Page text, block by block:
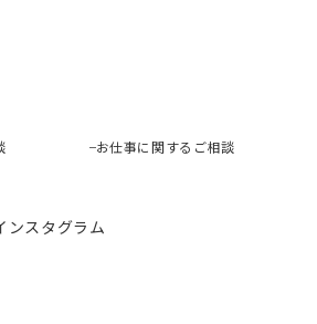
お仕事に関するご相談
ンスタグラム